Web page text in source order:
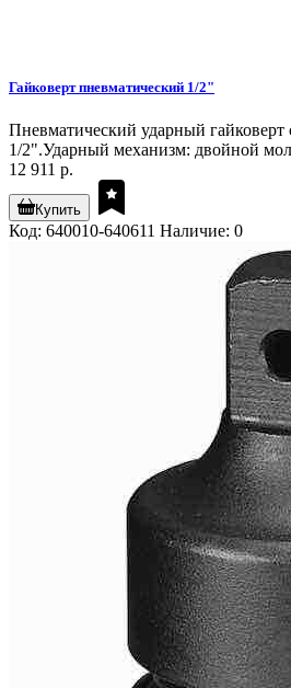
Гайковерт пневматический 1/2"
Пневматический ударный гайковерт
1/2".Ударный механизм: двойной
12 911 р.
Купить
Код: 640010-640611 Наличие: 0